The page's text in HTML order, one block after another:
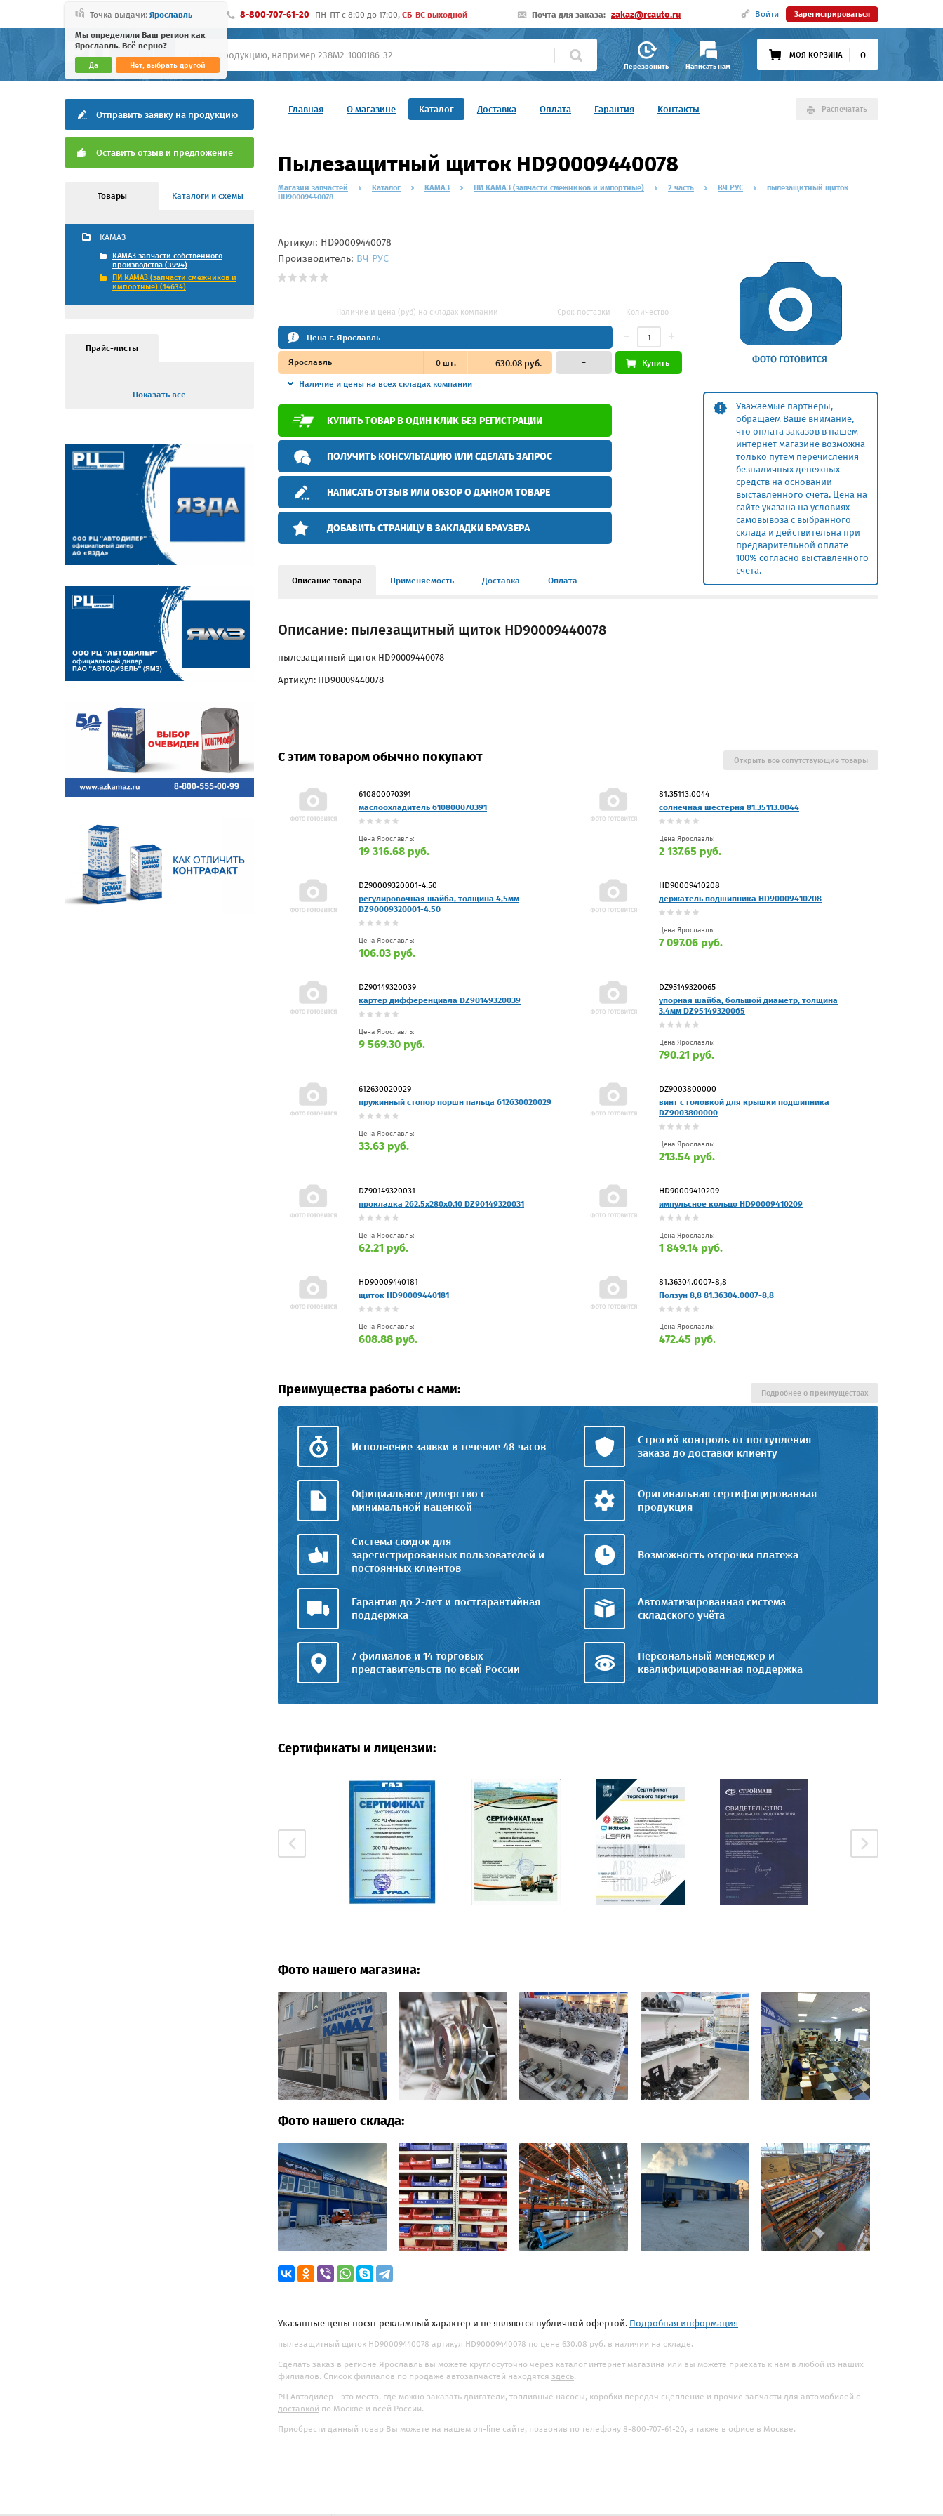
Точка выдачи: Ярославль
Мы определили Ваш регион как
Ярославль. Всё верно?
Да Нет, выбрать другой
8-800-707-61-20 ПН-ПТ c 8:00 до 17:00, СБ-ВС выходной Почта для заказа: zakaz@rcauto.ru Войти Зарегистрироваться
Перезвонить Написать нам
МОЯ КОРЗИНА 0
Главная О магазине Каталог Доставка Оплата Гарантия Контакты Распечатать
Отправить заявку на продукцию
Оставить отзыв и предложение
Товары Каталоги и схемы
КАМАЗ
КАМАЗ запчасти собственного
производства (3994)
ПИ КАМАЗ (запчасти смежников и
импортные) (14634)
Прайс-листы
Показать все
Пылезащитный щиток HD90009440078
Магазин запчастей Каталог КАМАЗ ПИ КАМАЗ (запчасти смежников и импортные) 2 часть ВЧ РУС
пылезащитный щиток
HD90009440078
Уважаемые партнеры,
обращаем Ваше внимание,
что оплата заказов в нашем
интернет магазине возможна
только путем перечисления
безналичных денежных
средств на основании
выставленного счета. Цена на
сайте указана на условиях
самовывоза с выбранного
склада и действительна при
предварительной оплате
100% согласно выставленного
счета.
Артикул: HD90009440078
Производитель: ВЧ РУС
Наличие и цена (руб) на складах компании Срок поставки Количество
Цена г. Ярославль
Ярославль 0шт. 630.08 руб.
Наличие и цены на всех складах компании
– Купить
КУПИТЬ ТОВАР В ОДИН КЛИК БЕЗ РЕГИСТРАЦИИ
ПОЛУЧИТЬ КОНСУЛЬТАЦИЮ ИЛИ СДЕЛАТЬ ЗАПРОС
НАПИСАТЬ ОТЗЫВ ИЛИ ОБЗОР О ДАННОМ ТОВАРЕ
ДОБАВИТЬ СТРАНИЦУ В ЗАКЛАДКИ БРАУЗЕРА
Описание товара Применяемость Доставка Оплата
Описание: пылезащитный щиток HD90009440078
пылезащитный щиток HD90009440078
Артикул: HD90009440078
С этим товаром обычно покупают
610800070391
маслоохладитель 610800070391
Цена Ярославль:
19 316.68 руб.
81.35113.0044
солнечная шестерня 81.35113.0044
Цена Ярославль:
2 137.65 руб.
DZ90009320001-4.50
регулировочная шайба, толщина 4,5мм
DZ90009320001-4.50
Цена Ярославль:
106.03 руб.
HD90009410208
держатель подшипника HD90009410208
Цена Ярославль:
7 097.06 руб.
DZ90149320039
картер дифференциала DZ90149320039
Цена Ярославль:
9 569.30 руб.
DZ95149320065
упорная шайба, большой диаметр, толщина
3,4мм DZ95149320065
Цена Ярославль:
790.21 руб.
612630020029
пружинный стопор поршн пальца 612630020029
Цена Ярославль:
33.63 руб.
DZ9003800000
винт с головкой для крышки подшипника
DZ9003800000
Цена Ярославль:
213.54 руб.
DZ90149320031
прокладка 262,5x280x0,10 DZ90149320031
Цена Ярославль:
62.21 руб.
HD90009410209
импульсное кольцо HD90009410209
Цена Ярославль:
1 849.14 руб.
HD90009440181
щиток HD90009440181
Цена Ярославль:
608.88 руб.
81.36304.0007-8,8
Ползун 8,8 81.36304.0007-8,8
Цена Ярославль:
472.45 руб.
Открыть все сопутствующие товары
Преимущества работы с нами:
Исполнение заявки в течение 48 часов
Строгий контроль от поступления
заказа до доставки клиенту
Официальное дилерство с
минимальной наценкой
Оригинальная сертифицированная
продукция
Система скидок для
зарегистрированных пользователей и
постоянных клиентов
Возможность отсрочки платежа
Гарантия до 2-лет и постгарантийная
поддержка
Автоматизированная система
складского учёта
7 филиалов и 14 торговых
представительств по всей России
Персональный менеджер и
квалифицированная поддержка
Подробнее о преимуществах
Сертификаты и лицензии:
Фото нашего магазина:
Фото нашего склада:
Указанные цены носят рекламный характер и не являются публичной офертой. Подробная информация
пылезащитный щиток HD90009440078 артикул HD90009440078 по цене 630.08 руб. в наличии на складе.
Сделать заказ в регионе Ярославль вы можете круглосуточно через каталог интернет магазина или вы можете приехать к нам в любой из наших
филиалов. Список филиалов по продаже автозапчастей находятся здесь.
РЦ Автодилер - это место, где можно заказать двигатели, топливные насосы, коробки передач сцепление и прочие запчасти для автомобилей с
доставкой по Москве и всей России.
Приобрести данный товар Вы можете на нашем on-line сайте, позвонив по телефону 8-800-707-61-20, а также в офисе в Москве.